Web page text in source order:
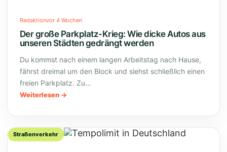
Redaktionvor 4 Wochen
Der große Parkplatz-Krieg: Wie dicke Autos aus
unseren Städten gedrängt werden
Du kommst nach einem langen Arbeitstag nach Hause,
fährst dreimal um den Block und siehst schließlich einen
freien Parkplatz. Zu…
Weiterlesen
Straßenverkehr